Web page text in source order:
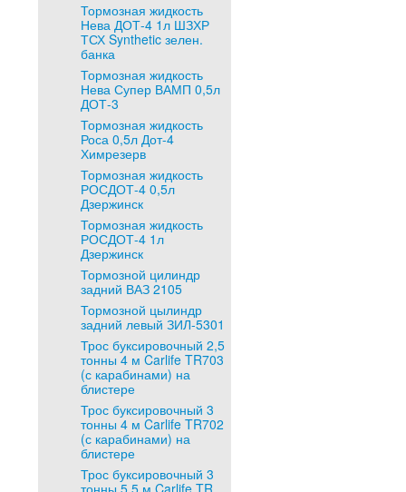
Тормозная жидкость
Нева ДОТ-4 1л ШЗХР
ТСХ Synthetic зелен.
банка
Тормозная жидкость
Нева Супер ВАМП 0,5л
ДОТ-3
Тормозная жидкость
Роса 0,5л Дот-4
Химрезерв
Тормозная жидкость
РОСДОТ-4 0,5л
Дзержинск
Тормозная жидкость
РОСДОТ-4 1л
Дзержинск
Тормозной цилиндр
задний ВАЗ 2105
Тормозной цылиндр
задний левый ЗИЛ-5301
Трос буксировочный 2,5
тонны 4 м Carlife TR703
(с карабинами) на
блистере
Трос буксировочный 3
тонны 4 м Carlife TR702
(с карабинами) на
блистере
Трос буксировочный 3
тонны 5,5 м Carlife TR